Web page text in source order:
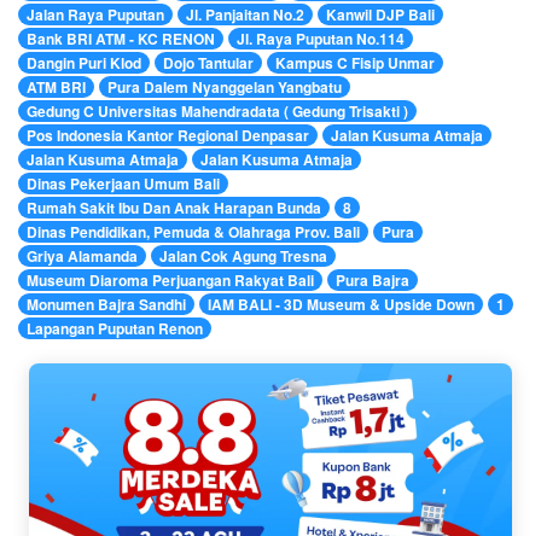
Jalan Raya Puputan
Jl. Panjaitan No.2
Kanwil DJP Bali
Bank BRI ATM - KC RENON
Jl. Raya Puputan No.114
Dangin Puri Klod
Dojo Tantular
Kampus C Fisip Unmar
ATM BRI
Pura Dalem Nyanggelan Yangbatu
Gedung C Universitas Mahendradata ( Gedung Trisakti )
Pos Indonesia Kantor Regional Denpasar
Jalan Kusuma Atmaja
Jalan Kusuma Atmaja
Jalan Kusuma Atmaja
Dinas Pekerjaan Umum Bali
Rumah Sakit Ibu Dan Anak Harapan Bunda
8
Dinas Pendidikan, Pemuda & Olahraga Prov. Bali
Pura
Griya Alamanda
Jalan Cok Agung Tresna
Museum Diaroma Perjuangan Rakyat Bali
Pura Bajra
Monumen Bajra Sandhi
IAM BALI - 3D Museum & Upside Down
1
Lapangan Puputan Renon